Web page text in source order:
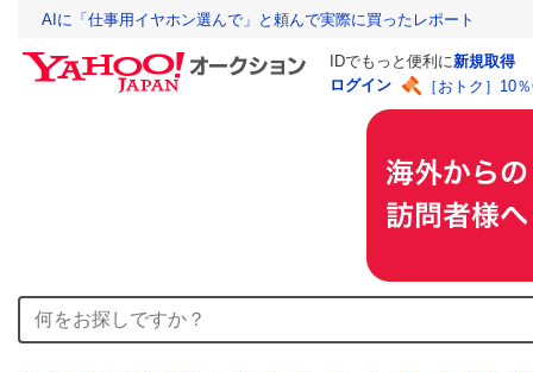
AIに「仕事用イヤホン選んで」と頼んで実際に買ったレポート
IDでもっと便利に新規取得
ログイン
［おトク］10